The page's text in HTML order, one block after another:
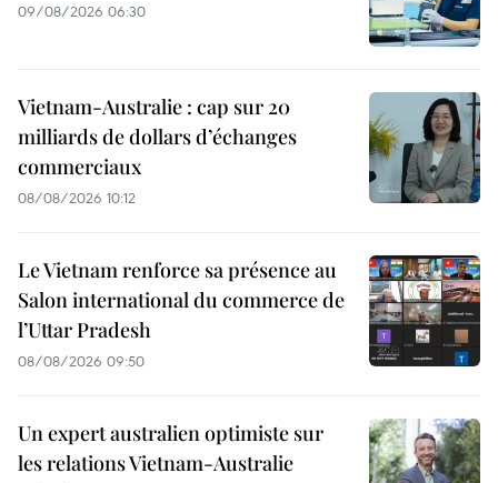
09/08/2026 06:30
Vietnam-Australie : cap sur 20
milliards de dollars d’échanges
commerciaux
08/08/2026 10:12
Le Vietnam renforce sa présence au
Salon international du commerce de
l’Uttar Pradesh
08/08/2026 09:50
Un expert australien optimiste sur
les relations Vietnam-Australie